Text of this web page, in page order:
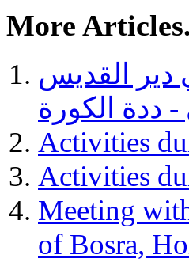
More
القديس
ددة الكورة
Activities
Activities
Meeting
of Bosra,